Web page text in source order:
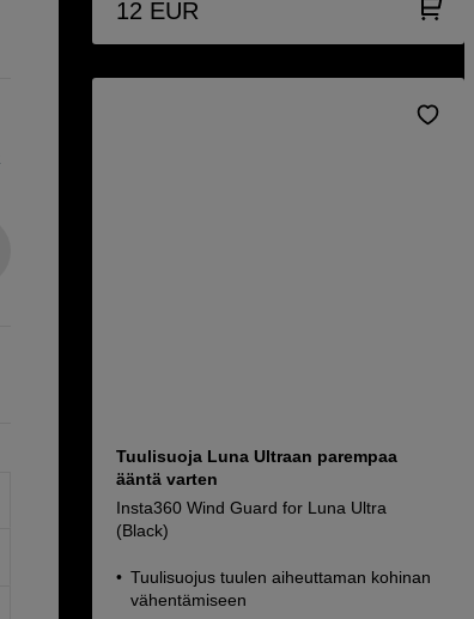
12 EUR
Tuulisuoja Luna Ultraan parempaa
ääntä varten
Insta360 Wind Guard for Luna Ultra
(Black)
Tuulisuojus tuulen aiheuttaman kohinan
vähentämiseen